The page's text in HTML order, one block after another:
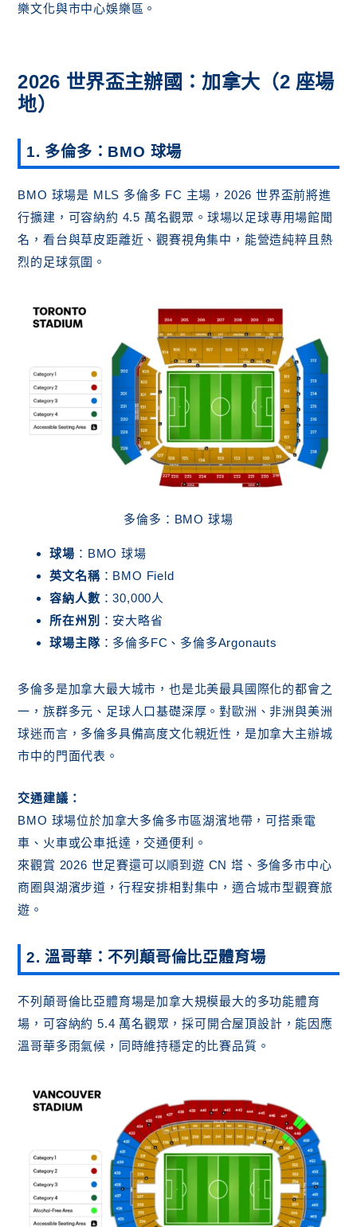
樂文化與市中心娛樂區。
2026 世界盃主辦國：加拿大（2 座場
地）
1. 多倫多：BMO 球場
BMO 球場是 MLS 多倫多 FC 主場，2026 世界盃前將進
行擴建，可容納約 4.5 萬名觀眾。球場以足球專用場館聞
名，看台與草皮距離近、觀賽視角集中，能營造純粹且熱
烈的足球氛圍。
多倫多：BMO 球場
球場 ：BMO 球場
英文名稱：BMO Field
容納人數 ：30,000人
所在州別
：安大略省
球場主隊：多倫多FC、多倫多Argonauts
多倫多是加拿大最大城市，也是北美最具國際化的都會之
一，族群多元、足球人口基礎深厚。對歐洲、非洲與美洲
球迷而言，多倫多具備高度文化親近性，是加拿大主辦城
市中的門面代表。
交通建議：
BMO 球場位於加拿大多倫多市區湖濱地帶，可搭乘電
車、火車或公車抵達，交通便利。
來觀賞 2026 世足賽還可以順到遊 CN 塔、多倫多市中心
商圈與湖濱步道，行程安排相對集中，適合城市型觀賽旅
遊。
2. 溫哥華：不列顛哥倫比亞體育場
不列顛哥倫比亞體育場是加拿大規模最大的多功能體育
場，可容納約 5.4 萬名觀眾，採可開合屋頂設計，能因應
溫哥華多雨氣候，同時維持穩定的比賽品質。